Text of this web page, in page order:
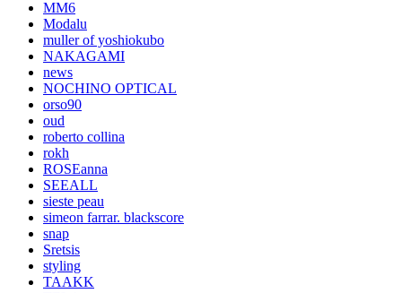
MM6
Modalu
muller of yoshiokubo
NAKAGAMI
news
NOCHINO OPTICAL
orso90
oud
roberto collina
rokh
ROSEanna
SEEALL
sieste peau
simeon farrar. blackscore
snap
Sretsis
styling
TAAKK